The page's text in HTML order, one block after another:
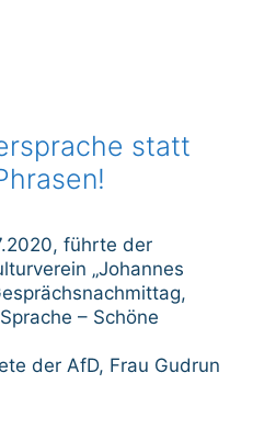
statt
führte der
„Johannes
– Schöne
der AfD, Frau Gudrun